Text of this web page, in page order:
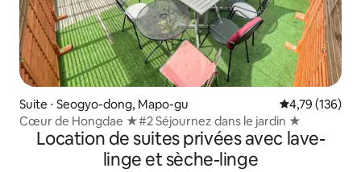
Suite ⋅ Seogyo-dong, Mapo-gu Évaluation
4,79 (136)
Cœur de Hongdae ★#2 Séjournez dans le jardin ★
Location de suites privées avec lave-
linge et sèche-linge